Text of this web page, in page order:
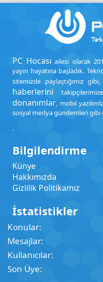
PC Hocası ailesi olarak
yayın hayatına başladık.
sitemizde paylaştığımız
haberlerini
donanımlar, mobil
sosyal medya gündemleri gibi
.
Bilgilendirme
Künye
Hakkımızda
Gizlilik Politikamız
İstatistikler
Konular
Mesajlar
Kullanıcılar
Son Üye